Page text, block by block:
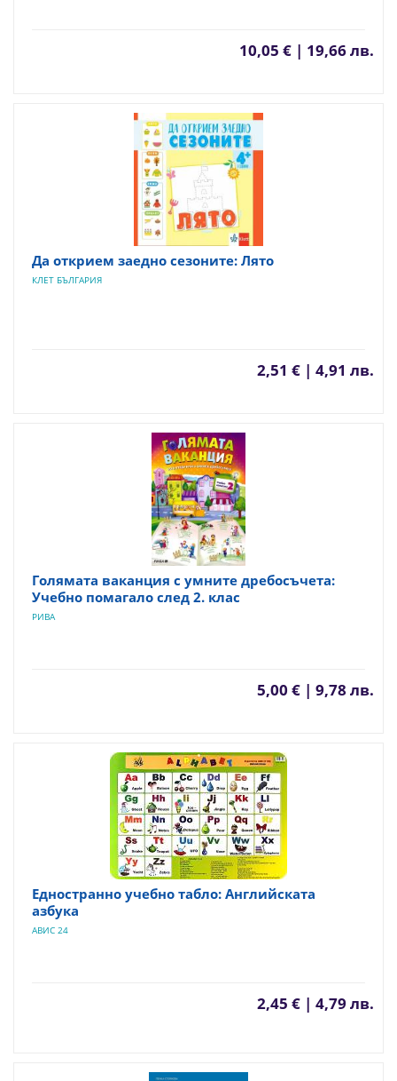
10,05 € | 19,66 лв.
Да открием заедно сезоните: Лято
КЛЕТ БЪЛГАРИЯ
2,51 € | 4,91 лв.
Голямата ваканция с умните дребосъчета:
Учебно помагало след 2. клас
РИВА
5,00 € | 9,78 лв.
Едностранно учебно табло: Английската
азбука
АВИС 24
2,45 € | 4,79 лв.